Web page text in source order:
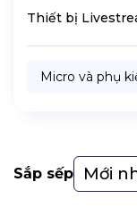
Thiết bị
Micro và phụ
Sắp sếp Mới